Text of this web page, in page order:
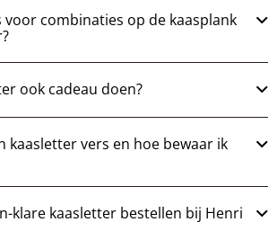
combinaties op de kaasplank
ook cadeau doen?
kaasletter vers en hoe bewaar ik
klare kaasletter bestellen bij Henri